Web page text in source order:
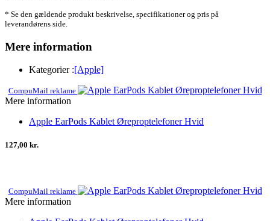
* Se den gældende produkt beskrivelse, specifikationer og pris på
leverandørens side.
Mere information
Kategorier :[Apple]
CompuMail reklame
Mere information
Apple EarPods Kablet Øreproptelefoner Hvid
127,00 kr.
CompuMail reklame
Mere information